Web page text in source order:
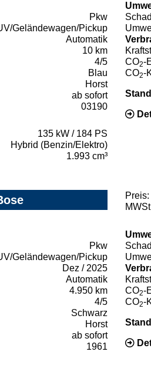
Pkw
Geländewagen/Pickup
Automatik
10 km
4/5
Blau
Horst
ab sofort
03190
135 kW / 184 PS
Hybrid (Benzin/Elektro)
1.993 cm³
CO2-
CO2-
Preis:
Pkw
Geländewagen/Pickup
Dez / 2025
Automatik
4.950 km
4/5
Schwarz
Horst
ab sofort
1961
CO2-
CO2-